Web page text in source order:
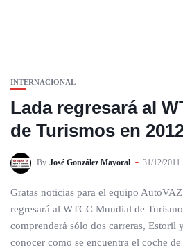
INTERNACIONAL
Lada regresará al
de Turismos en
By José González Mayoral 31/12/2011
Gratas noticias para el equipo
regresará al WTCC Mundial de
comprenderá sólo dos carreras, Estoril
conocer como se encuentra el coche